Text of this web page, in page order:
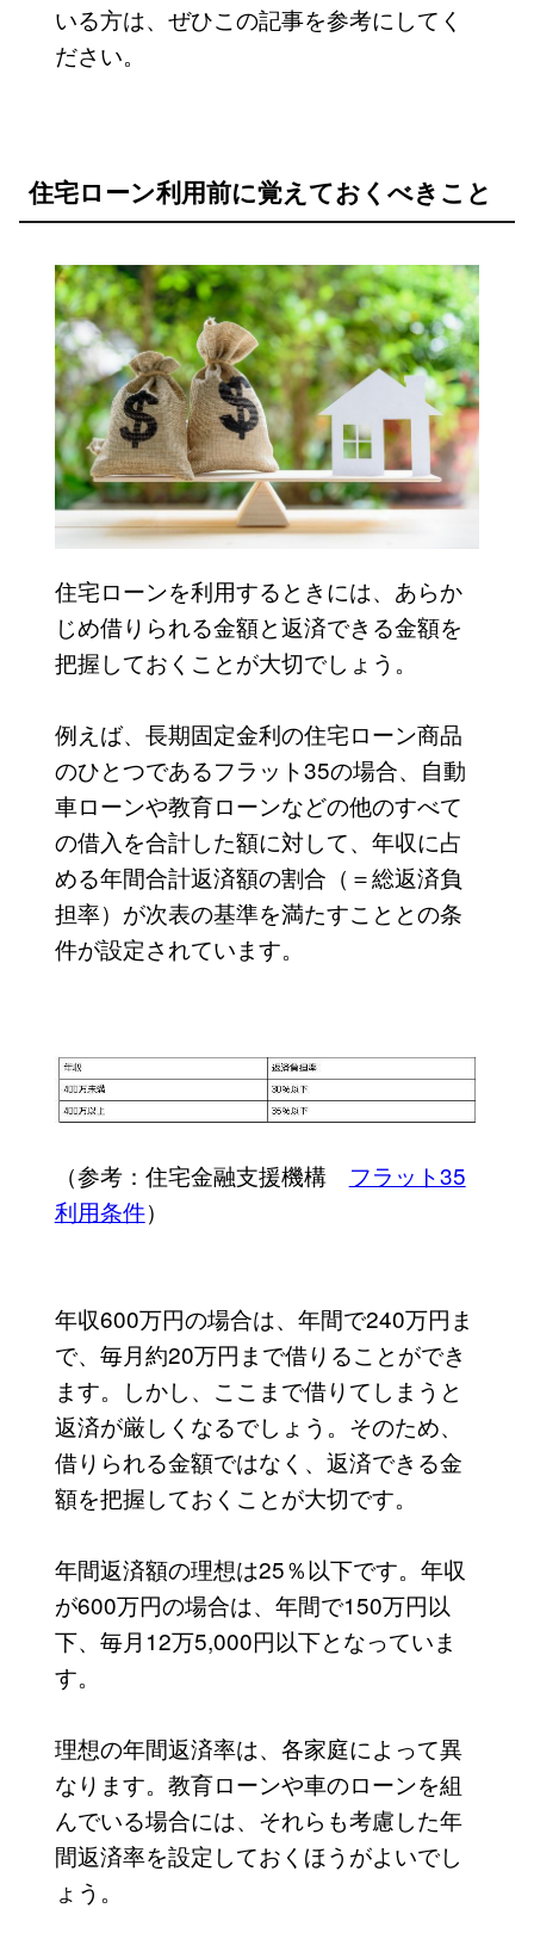
いる方は、ぜひこの記事を参考にしてく
ださい。
住宅ローン利用前に覚えておくべきこと
住宅ローンを利用するときには、あらか
じめ借りられる金額と返済できる金額を
把握しておくことが大切でしょう。
例えば、長期固定金利の住宅ローン商品
のひとつであるフラット35の場合、自動
車ローンや教育ローンなどの他のすべて
の借入を合計した額に対して、年収に占
める年間合計返済額の割合（＝総返済負
担率）が次表の基準を満たすこととの条
件が設定されています。
（参考：住宅金融支援機構 フラット35
利用条件）
年収600万円の場合は、年間で240万円ま
で、毎月約20万円まで借りることができ
ます。しかし、ここまで借りてしまうと
返済が厳しくなるでしょう。そのため、
借りられる金額ではなく、返済できる金
額を把握しておくことが大切です。
年間返済額の理想は25％以下です。年収
が600万円の場合は、年間で150万円以
下、毎月12万5,000円以下となっていま
す。
理想の年間返済率は、各家庭によって異
なります。教育ローンや車のローンを組
んでいる場合には、それらも考慮した年
間返済率を設定しておくほうがよいでし
ょう。